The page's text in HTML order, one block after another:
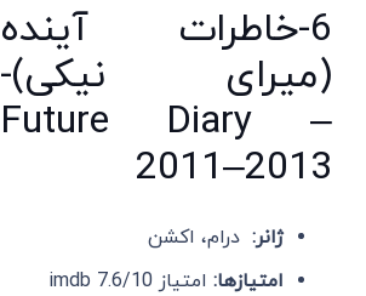
6-خاطرات آینده
(میرای نیکی)-
Future Diary –
2011–2013
ژانر: درام، اکشن
امتیازها: امتیاز imdb 7.6/10